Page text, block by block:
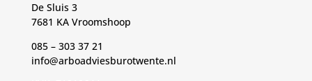
De Sluis 3
7681 KA Vroomshoop
085 – 303 37 21
info@arboadviesburotwente.nl